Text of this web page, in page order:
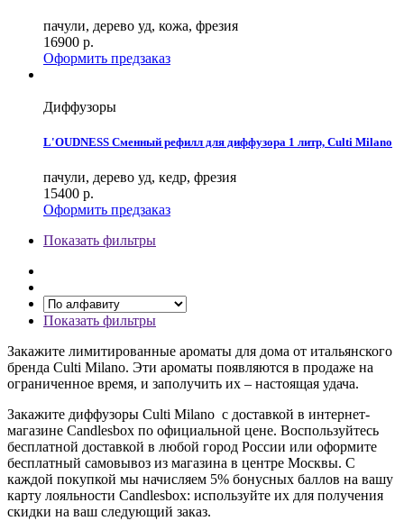
пачули, дерево уд, кожа, фрезия
16900 р.
Оформить предзаказ
Диффузоры
L'OUDNESS Сменный рефилл для диффузора 1 литр, Culti Milano
пачули, дерево уд, кедр, фрезия
15400 р.
Оформить предзаказ
Показать фильтры
Показать фильтры
Закажите лимитированные ароматы для дома от итальянского
бренда Culti Milano. Эти ароматы появляются в продаже на
ограниченное время, и заполучить их – настоящая удача.
Закажите диффузоры Culti Milano с доставкой в интернет-
магазине Candlesbox по официальной цене. Воспользуйтесь
бесплатной доставкой в любой город России или оформите
бесплатный самовывоз из магазина в центре Москвы. С
каждой покупкой мы начисляем 5% бонусных баллов на вашу
карту лояльности Candlesbox: используйте их для получения
скидки на ваш следующий заказ.